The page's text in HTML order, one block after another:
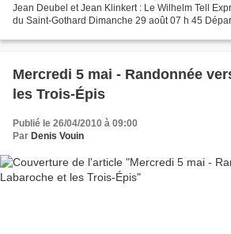
Jean Deubel et Jean Klinkert : Le Wilhelm Tell
du Saint-Gothard Dimanche 29 août 07 h 45
Mercredi 5 mai - Randonnée
les Trois-Épis
Publié le 26/04/2010 à 09:00
Par Denis Vouin